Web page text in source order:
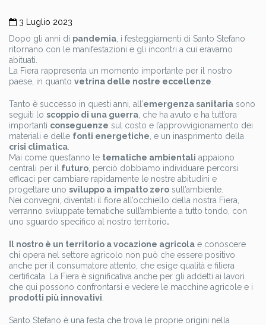
3 Luglio 2023
Dopo gli anni di pandemia , i festeggiamenti di Santo Stefano
ritornano con le manifestazioni e gli incontri a cui eravamo
abituati.
La Fiera rappresenta un momento importante per il nostro
paese, in quanto vetrina delle nostre eccellenze
Tanto è successo in questi anni, all’emergenza sanitaria sono
seguiti lo scoppio di una guerra , che ha avuto e ha tutt’ora
importanti conseguenze sul costo e l’approvvigionamento dei
materiali e delle fonti energetiche , e un inasprimento della
crisi climatica
Mai come quest’anno le tematiche ambientali appaiono
centrali per il futuro , perciò dobbiamo individuare percorsi
efficaci per cambiare rapidamente le nostre abitudini e
progettare uno sviluppo a impatto zero sull’ambiente.
Nei convegni, diventati il fiore all’occhiello della nostra Fiera,
verranno sviluppate tematiche sull’ambiente a tutto tondo, con
uno sguardo specifico al nostro territorio.
Il nostro è un territorio a vocazione agricola e conoscere
chi opera nel settore agricolo non può che essere positivo
anche per il consumatore attento, che esige qualità e filiera
certificata. La Fiera è significativa anche per gli addetti ai lavori
che qui possono confrontarsi e vedere le macchine agricole e i
prodotti più innovativi
Santo Stefano è una festa che trova le proprie origini nella